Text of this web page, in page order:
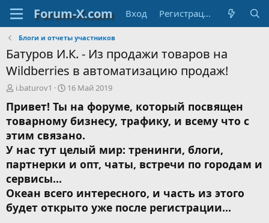
Вход Регистрация
Блоги и отчеты участников
Батуров И.К. - Из продажи товаров на
Wildberries в автоматизацию продаж!
А
т
о
т
е
м
ы
i.baturov1
Д
а
а
ч
а
16 Май 2019
Привет! Ты на форуме, который посвящен
товарному бизнесу, трафику, и всему что с
этим связано.
У нас тут целый мир: тренинги, блоги,
партнерки и опт, чаты, встречи по городам и
сервисы...
Океан всего интересного, и часть из этого
будет открыто уже после регистрации...